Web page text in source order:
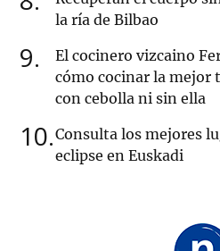
la ría de Bilbao
9
El cocinero vizcaino
cómo cocinar la
con cebolla ni sin ella
10 Consulta los mejores
eclipse en Euskadi